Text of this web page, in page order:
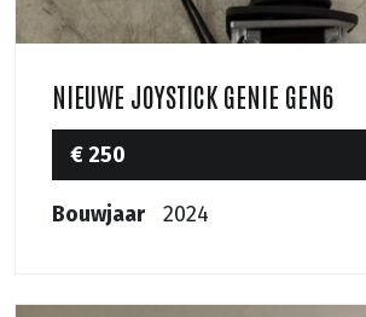
NIEUWE JOYSTICK GENIE GEN6
€ 250
Bouwjaar 2024